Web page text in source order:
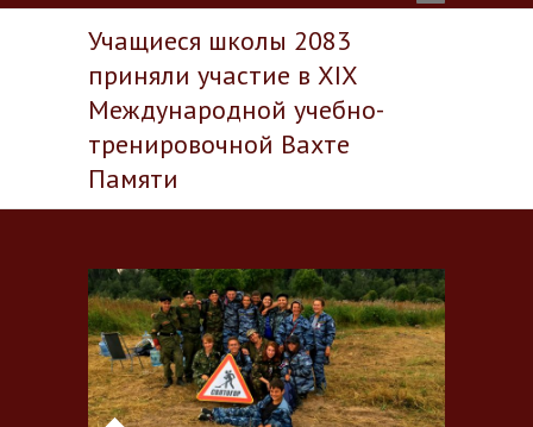
Учащиеся школы 2083
приняли участие в XIX
Международной учебно-
тренировочной Вахте
Памяти